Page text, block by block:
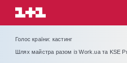
Голос країни: кастинг
Шлях майстра разом із Work.ua та KSE